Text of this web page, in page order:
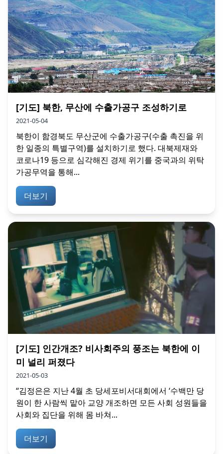
[기도] 북한, 무산에 수출가공구 조성하기로
2021-05-04
북한이 함경북도 무산군에 수출가공구(수출 촉진을 위
한 일종의 특별구역)를 설치하기로 했다. 대북제재와
코로나19 등으로 심각해진 경제 위기를 중국과의 위탁
가공무역을 통해...
더보기
[기도] 인간개조? 비사회주의 풍조는 북한에 이
미 널리 퍼졌다
2021-05-03
“김정은은 지난 4월 초 당세포비서대회에서 ‘수백만 당
원이 한 사람씩 맡아 교양 개조하면 모든 사회 성원들을
사회와 집단을 위해 몸 바쳐...
더보기